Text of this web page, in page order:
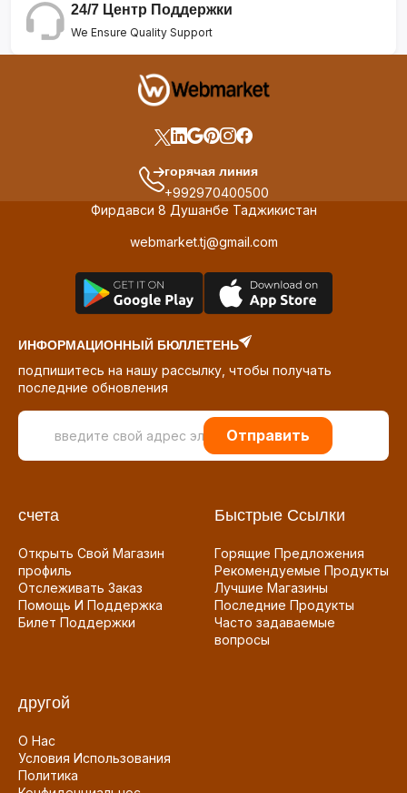
24/7 Центр Поддержки
We Ensure Quality Support
горячая линия
+992970400500
Фирдавси 8 Душанбе Таджикистан
webmarket.tj@gmail.com
ИНФОРМАЦИОННЫЙ БЮЛЛЕТЕНЬ
подпишитесь на нашу рассылку, чтобы получать
последние обновления
Отправить
счета
Открыть Свой Магазин
профиль
Отслеживать Заказ
Помощь И Поддержка
Билет Поддержки
Быстрые Ссылки
Горящие Предложения
Рекомендуемые Продукты
Лучшие Магазины
Последние Продукты
Часто задаваемые
вопросы
другой
О Нас
Условия Использования
Политика